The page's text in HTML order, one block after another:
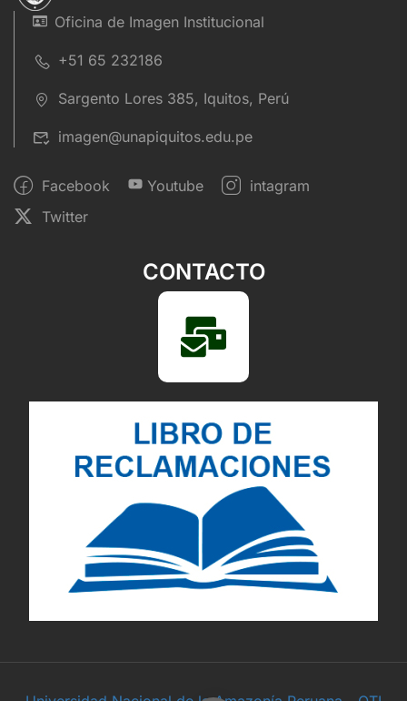
Oficina de Imagen Institucional
+51 65 232186
Sargento Lores 385, Iquitos, Perú
imagen@unapiquitos.edu.pe
Facebook Youtube
intagram
Twitter
CONTACTO